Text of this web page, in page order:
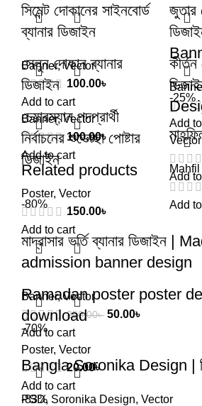
সিমেন্ট দোকানের সাইনবোর্ড
ব্যানার ডিজাইন
Banner,Vector
100.00৳
Add to cart
জুতার
Add
সেলুন দোকান ব্যানার
ডিজাইন
Banner,Vector
100.00৳
Add to cart
কীর্তন
Vector
Add
চেয়ারম্যান পদপ্রার্থী
নির্বাচনের শুভেচ্ছা পোষ্টার
ডিজাইন
Poster, Vector
150.00৳
Add to cart
-25%
Add
Related products
-80%
মাদ্রাসার ভর্তি ব্যানার ডিজাইন |
admission banner design
Banner,Vector
250.00৳ 50.00৳
Add to cart
Ramadan poster poster
download
Poster, Vector
20.00৳
Add to cart
-70%
Bangla Soronika Design |
PSD, Soronika Design, Vector
-83%